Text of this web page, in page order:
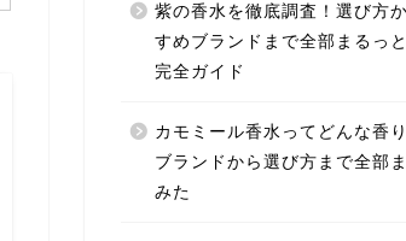
紫の香水を徹底調査！選び方
すめブランドまで全部まるっ
完全ガイド
カモミール香水ってどんな香
ブランドから選び方まで全部
みた